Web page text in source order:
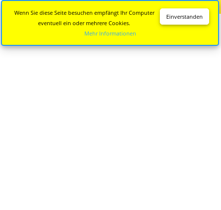
Einverstanden
Wenn Sie diese Seite besuchen empfängt Ihr Computer
eventuell ein oder mehrere Cookies.
Mehr Informationen